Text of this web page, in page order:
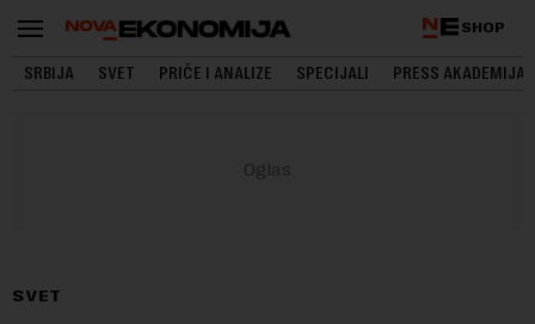
SHOP
SRBIJA SVET PRIČE I ANALIZE SPECIJALI PRESS AKADEMIJA
SVET